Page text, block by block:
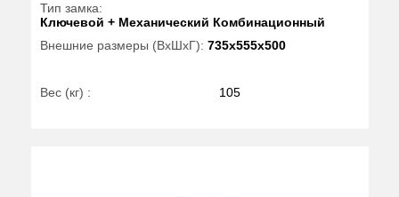
Тип замка:
Ключевой + Механический Комбинационный
Внешние размеры (ВхШхГ): 735x555x500
Вес (кг) : 105